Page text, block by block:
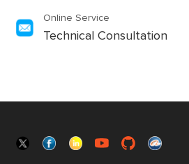
Online Service
Technical Consultation